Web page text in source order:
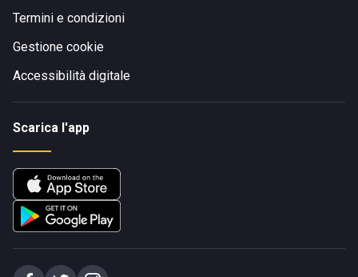
Termini e condizioni
Gestione cookie
Accessibilità digitale
Scarica l'app